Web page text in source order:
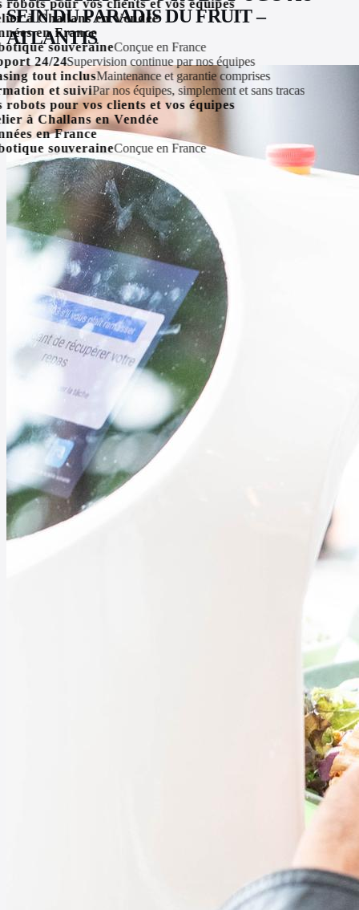
pour vos clients et vos équipes
à Challans en Vendée
en France
souveraineConçue en France
24/24Supervision continue par nos équipes
tout inclusMaintenance et garantie comprises
et suiviPar nos équipes, simplement et sans tracas
pour vos clients et vos équipes
à Challans en Vendée
en France
souveraineConçue en France
J'ESSAIE GRATUITEMENT
robotsComparatif À proposLe réseauInvestir
SEIN DU PARADIS DU FRUIT –
ATLANTIS